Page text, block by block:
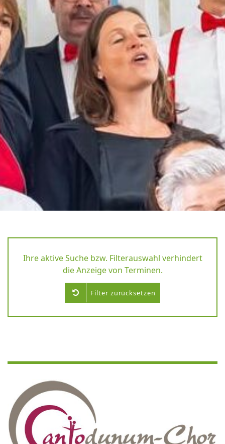
Ihre aktive Suche bzw. Filterauswahl verhindert
die Anzeige von Terminen.
Filter zurücksetzen